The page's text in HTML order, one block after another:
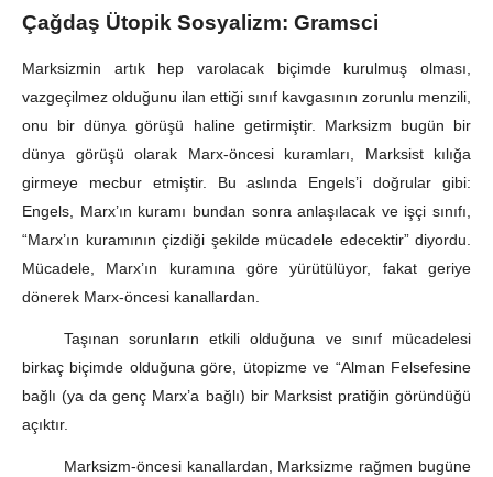
Çağdaş Ütopik Sosyalizm: Gramsci
Marksizmin artık hep varolacak biçimde kurulmuş olması,
vazgeçilmez olduğunu ilan ettiği sınıf kavgasının zorunlu menzili,
onu bir dünya görüşü haline getirmiştir. Marksizm bugün bir
dünya görüşü olarak Marx-öncesi kuramları, Marksist kılığa
girmeye mecbur etmiştir. Bu aslında Engels’i doğrular gibi:
Engels, Marx’ın kuramı bundan sonra anlaşılacak ve işçi sınıfı,
“Marx’ın kuramının çizdiği şekilde mücadele edecektir” diyordu.
Mücadele, Marx’ın kuramına göre yürütülüyor, fakat geriye
dönerek Marx-öncesi kanallardan.
Taşınan sorunların etkili olduğuna ve sınıf mücadelesi
birkaç biçimde olduğuna göre, ütopizme ve “Alman Felsefesine
bağlı (ya da genç Marx’a bağlı) bir Marksist pratiğin göründüğü
açıktır.
Marksizm-öncesi kanallardan, Marksizme rağmen bugüne